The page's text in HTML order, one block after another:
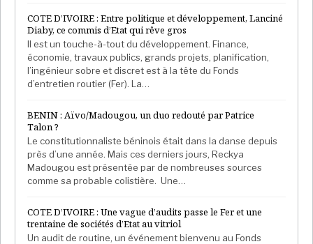
COTE D’IVOIRE : Entre politique et développement, Lanciné
Diaby, ce commis d’Etat qui rêve gros
Il est un touche-à-tout du développement. Finance,
économie, travaux publics, grands projets, planification,
l’ingénieur sobre et discret est à la tête du Fonds
d’entretien routier (Fer). La…
BENIN : Aïvo/Madougou, un duo redouté par Patrice
Talon ?
Le constitutionnaliste béninois était dans la danse depuis
près d’une année. Mais ces derniers jours, Reckya
Madougou est présentée par de nombreuses sources
comme sa probable colistière. Une…
COTE D’IVOIRE : Une vague d’audits passe le Fer et une
trentaine de sociétés d’Etat au vitriol
Un audit de routine, un événement bienvenu au Fonds